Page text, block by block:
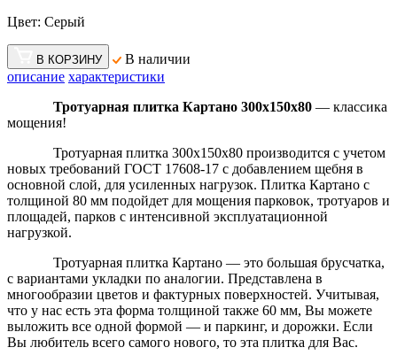
Цвет: Серый
В КОРЗИНУ
В наличии
описание характеристики
Тротуарная плитка Картано 300х150х80 — классика
мощения!
Тротуарная плитка 300х150х80 производится с учетом
новых требований ГОСТ 17608-17 с добавлением щебня в
основной слой, для усиленных нагрузок. Плитка Картано с
толщиной 80 мм подойдет для мощения парковок, тротуаров и
площадей, парков с интенсивной эксплуатационной
нагрузкой.
Тротуарная плитка Картано — это большая брусчатка,
с вариантами укладки по аналогии. Представлена в
многообразии цветов и фактурных поверхностей. Учитывая,
что у нас есть эта форма толщиной также 60 мм, Вы можете
выложить все одной формой — и паркинг, и дорожки. Если
Вы любитель всего самого нового, то эта плитка для Вас.